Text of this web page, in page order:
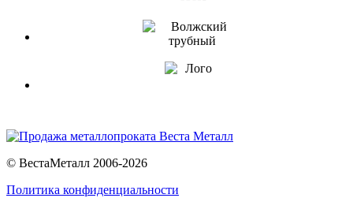
© ВестаМеталл 2006-2026
Политика конфиденциальности